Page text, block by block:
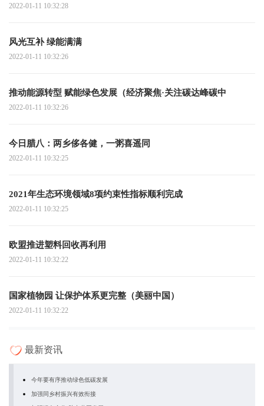
2022-01-11 10:32:28
风光互补 绿能满满
2022-01-11 10:32:26
推动能源转型 赋能绿色发展（经济聚焦·关注碳达峰碳中
2022-01-11 10:32:26
今日腊八：两乡侈各健，一粥喜遥同
2022-01-11 10:32:25
2021年生态环境领域8项约束性指标顺利完成
2022-01-11 10:32:25
欧盟推进塑料回收再利用
2022-01-11 10:32:22
国家植物园 让保护体系更完整（美丽中国）
2022-01-11 10:32:22
最新资讯
今年要有序推动绿色低碳发展
加强同乡村振兴有效衔接